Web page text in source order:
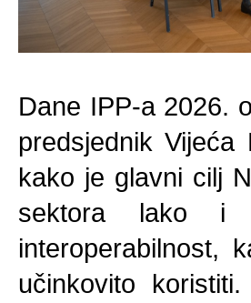
Dane IPP-a 2026.
predsjednik
kako je glavni cilj
sektora lako i
interoperabilnost,
učinkovito